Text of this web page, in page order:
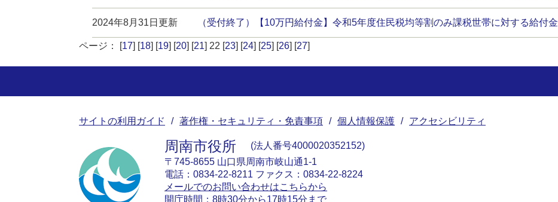
2024年8月31日更新 （受付終了）【10万円給付金】令和5年度住民税均等割のみ課税世帯に対する給付金
ページ： [17] [18] [19] [20] [21] 22 [23] [24] [25] [26] [27]
サイトの利用ガイド 著作権・セキュリティ・免責事項 個人情報保護 アクセシビリティ
周南市役所
法人番号4000020352152
〒745-8655 山口県周南市岐山通1-1
電話：0834-22-8211 ファクス：0834-22-8224
メールでのお問い合わせはこちらから
開庁時間：8時30分から17時15分まで